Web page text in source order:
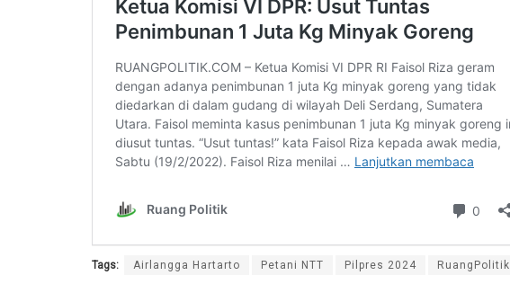
Tags: Airlangga Hartarto Petani NTT Pilpres 2024 RuangPolitik